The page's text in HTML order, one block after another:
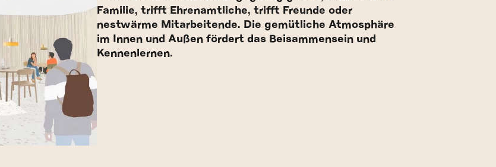
Familie, trifft Ehrenamtliche, trifft Freunde oder
nestwärme Mitarbeitende. Die gemütliche Atmosphäre
im Innen und Außen fördert das Beisammensein und
Kennenlernen.